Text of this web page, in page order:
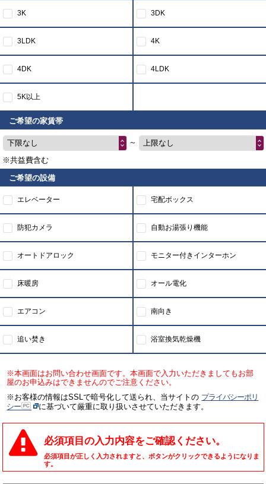
3K 3DK
3LDK 4K
4DK 4LDK
5K以上
ご希望の家賃帯
下限なし ～
上限なし
※共益費含む
ご希望の設備
エレベーター 宅配ボックス
防犯カメラ 自動お湯張り機能
オートドアロック モニター付きインターホン
床暖房 オール電化
エアコン 南向き
追い焚き 浴室換気乾燥機
※本画面はお問い合わせ画面です。本画面で入力いただきましてもお部
屋のお申込みはできませんのでご注意ください。
※お客様の情報はSSLで暗号化して送られ、当サイトの プライバシーポリ
シー
に基づいて厳重に取り扱いさせていただきます。
必須項目の入力内容をご確認ください。
必須項目が正しく入力されますと、ボタンがクリックできるようになりま
す。